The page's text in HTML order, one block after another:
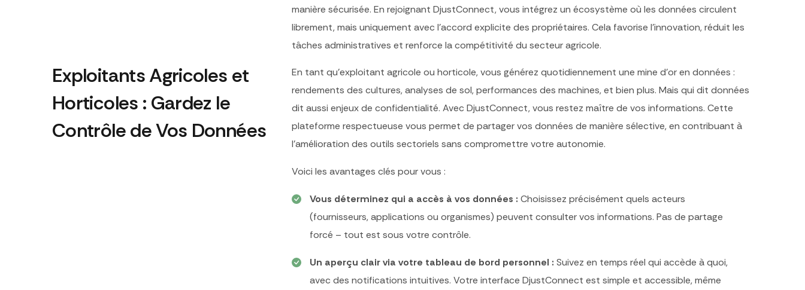
manière sécurisée. En rejoignant DjustConnect, vous intégrez un écosystème où les données circulent
librement, mais uniquement avec l’accord explicite des propriétaires. Cela favorise l’innovation, réduit les
tâches administratives et renforce la compétitivité du secteur agricole.
Exploitants Agricoles et
Horticoles : Gardez le
Contrôle de Vos Données
En tant qu’exploitant agricole ou horticole, vous générez quotidiennement une mine d’or en données :
rendements des cultures, analyses de sol, performances des machines, et bien plus. Mais qui dit données
dit aussi enjeux de confidentialité. Avec DjustConnect, vous restez maître de vos informations. Cette
plateforme respectueuse vous permet de partager vos données de manière sélective, en contribuant à
l’amélioration des outils sectoriels sans compromettre votre autonomie.
Voici les avantages clés pour vous :
Vous déterminez qui a accès à vos données : Choisissez précisément quels acteurs
(fournisseurs, applications ou organismes) peuvent consulter vos informations. Pas de partage
forcé – tout est sous votre contrôle.
Un aperçu clair via votre tableau de bord personnel : Suivez en temps réel qui accède à quoi,
avec des notifications intuitives. Votre interface DjustConnect est simple et accessible, même